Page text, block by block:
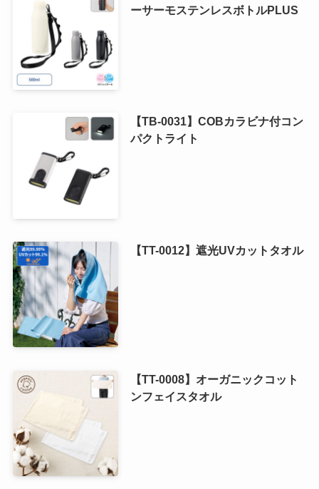
ーサーモステンレスボトルPLUS
【TB-0031】COBカラビナ付コン
パクトライト
【TT-0012】遮光UVカットタオル
【TT-0008】オーガニックコット
ンフェイスタオル